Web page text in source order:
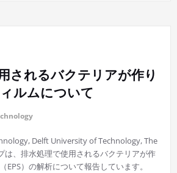
されるバクテリアが作り
ルムについて
Delft University of Technology, The
、排水処理で使用されるバクテリアが作
EPS）の解析について報告しています。